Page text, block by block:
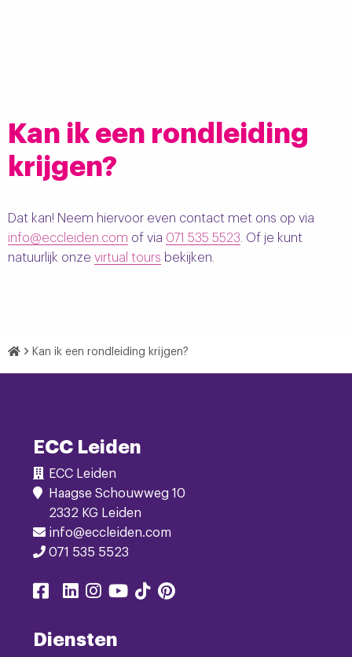
Kan ik een rondleiding
krijgen?
Dat kan! Neem hiervoor even contact met ons op via
info@eccleiden.com of via 071 535 5523 . Of je kunt
natuurlijk onze virtual tours bekijken.
HomeKan ik een rondleiding krijgen?
ECC Leiden
ECC Leiden
Haagse Schouwweg 10
2332 KG Leiden
info@eccleiden.com
071 535 5523
Delen
via
Delen
via
Delen
via
Delen
via
Delen
via
Delen
via
Delen
Diensten